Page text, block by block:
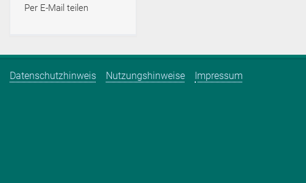
Per E-Mail teilen
Datenschutzhinweis Nutzungshinweise Impressum